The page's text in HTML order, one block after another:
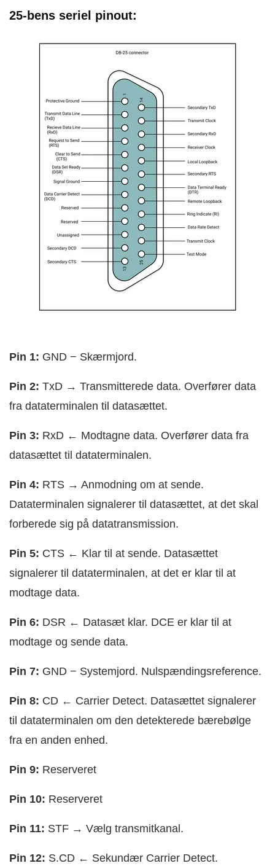
25-bens seriel pinout:
Pin 1: GND − Skærmjord.
Pin 2: TxD → Transmitterede data. Overfører data
fra dataterminalen til datasættet.
Pin 3: RxD ← Modtagne data. Overfører data fra
datasættet til dataterminalen.
Pin 4: RTS → Anmodning om at sende.
Dataterminalen signalerer til datasættet, at det skal
forberede sig på datatransmission.
Pin 5: CTS ← Klar til at sende. Datasættet
signalerer til dataterminalen, at det er klar til at
modtage data.
Pin 6: DSR ← Datasæt klar. DCE er klar til at
modtage og sende data.
Pin 7: GND − Systemjord. Nulspændingsreference.
Pin 8: CD ← Carrier Detect. Datasættet signalerer
til dataterminalen om den detekterede bærebølge
fra en anden enhed.
Pin 9: Reserveret
Pin 10: Reserveret
Pin 11: STF → Vælg transmitkanal.
Pin 12: S.CD ← Sekundær Carrier Detect.